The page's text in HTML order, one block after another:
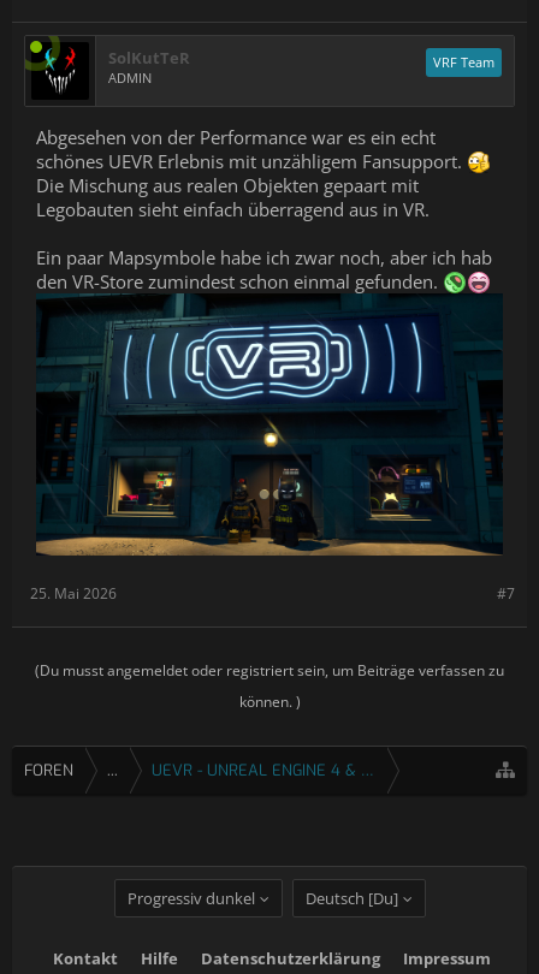
SolKutTeR
ADMIN
VRF Team
Abgesehen von der Performance war es ein echt
schönes UEVR Erlebnis mit unzähligem Fansupport.
Die Mischung aus realen Objekten gepaart mit
Legobauten sieht einfach überragend aus in VR.
Ein paar Mapsymbole habe ich zwar noch, aber ich hab
den VR-Store zumindest schon einmal gefunden.
#7
25. Mai 2026
(Du musst angemeldet oder registriert sein, um Beiträge verfassen zu
können. )
FOREN ... UEVR - UNREAL ENGINE 4 & 5 VR INJEKTOR
Progressiv dunkel Deutsch [Du]
Kontakt Hilfe Datenschutzerklärung Impressum